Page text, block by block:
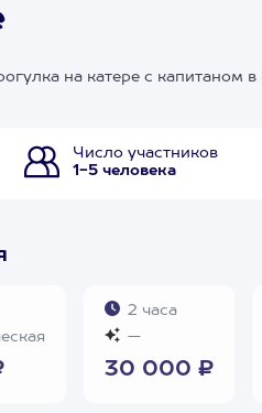
на катере с капитаном
Число участников
1-5 человека
2 часа
—
30 000 ₽